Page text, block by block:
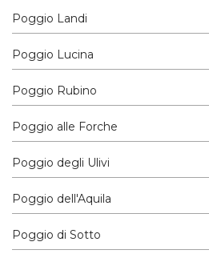
Poggio Landi
Poggio Lucina
Poggio Rubino
Poggio alle Forche
Poggio degli Ulivi
Poggio dell'Aquila
Poggio di Sotto